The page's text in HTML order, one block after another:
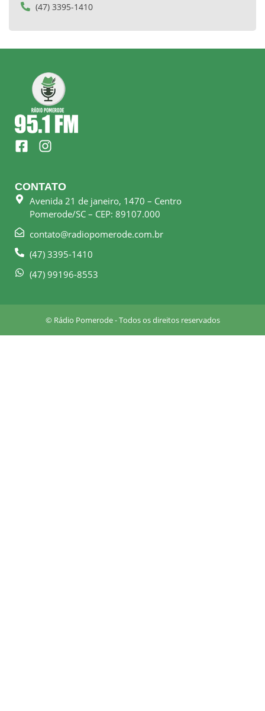
(47) 3395-1410
F
a
e
b
o
k
s
q
a
I
n
t
a
g
r
a
m
CONTATO
Avenida 21 de janeiro, 1470 – Centro
Pomerode/SC – CEP: 89107.000
contato@radiopomerode.com.br
(47) 3395-1410
(47) 99196-8553
© Rádio Pomerode - Todos os direitos reservados